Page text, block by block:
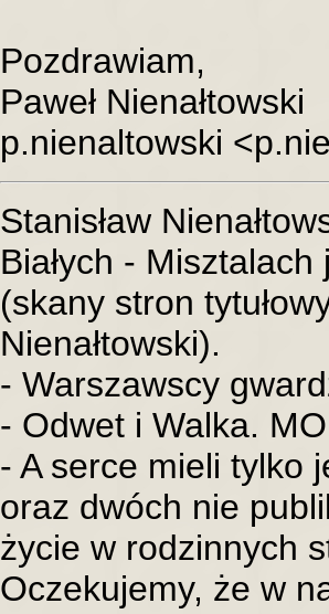
Pozdrawiam,
Paweł Nienałtowski
p.nienaltowski
Stanisław
Białych -
(skany stron
Nienałtowski).
- Warszawscy
- Odwet i Walka.
- A serce mieli tylko
oraz dwóch nie
życie w rodzinnych
Oczekujemy, że w